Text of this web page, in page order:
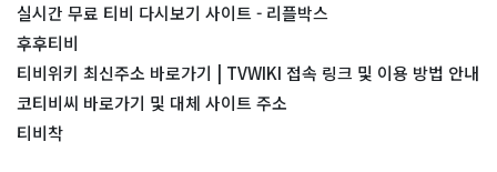
실시간 무료 티비 다시보기 사이트 - 리플박스
후후티비
티비위키 최신주소 바로가기 | TVWIKI 접속 링크 및 이용 방법 안내
코티비씨 바로가기 및 대체 사이트 주소
티비착